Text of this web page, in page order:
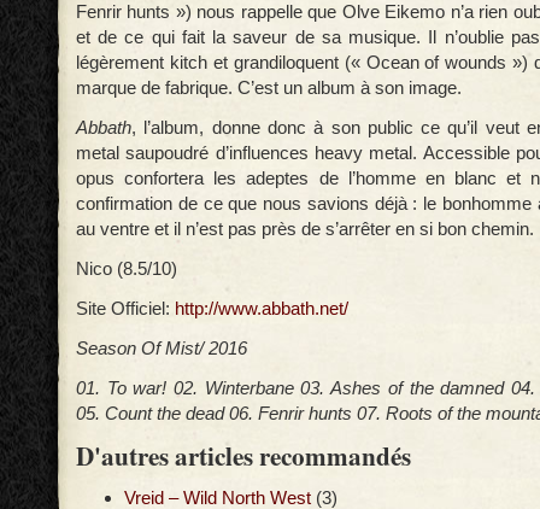
Fenrir hunts ») nous rappelle que Olve Eikemo n’a rien
et de ce qui fait la saveur de sa musique. Il n’oublie
légèrement kitch et grandiloquent (« Ocean of wounds »)
marque de fabrique. C’est un album à son image.
Abbath, l’album, donne donc à son public ce qu’il veut
metal saupoudré d’influences heavy metal. Accessible
opus confortera les adeptes de l’homme en blanc et
confirmation de ce que nous savions déjà : le bonhomme
au ventre et il n’est pas près de s’arrêter en si bon chemin.
Nico (8.5/10)
Site Officiel: http://www.abbath.net/
Season Of Mist/ 2016
01. To war! 02. Winterbane 03. Ashes of the damned
05. Count the dead 06. Fenrir hunts 07. Roots of the
D'autres articles recommandés
Vreid – Wild North West (3)